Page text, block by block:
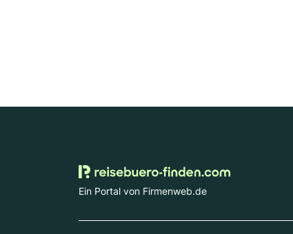
Ein Portal von Firmenweb.de